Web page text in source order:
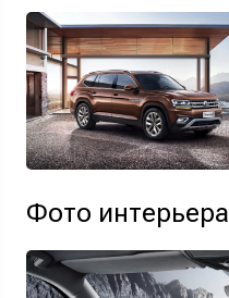
Фото интерьера